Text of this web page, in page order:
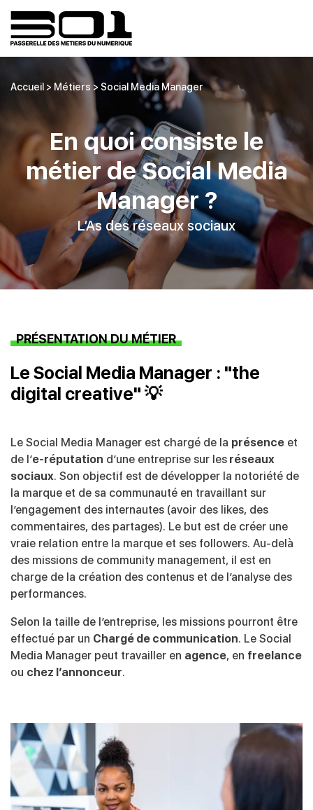
Accueil > Métiers > Social Media Manager
En quoi consiste le
métier de Social Media
Manager ?
L’As des réseaux sociaux
PRÉSENTATION DU MÉTIER
Le Social Media Manager : "the
digital creative" 💡
Le Social Media Manager est chargé de la présence et
de l’e-réputation d’une entreprise sur les réseaux
sociaux. Son objectif est de développer la notoriété de
la marque et de sa communauté en travaillant sur
l’engagement des internautes (avoir des likes, des
commentaires, des partages). Le but est de créer une
vraie relation entre la marque et ses followers. Au-delà
des missions de community management, il est en
charge de la création des contenus et de l’analyse des
performances.
Selon la taille de l’entreprise, les missions pourront être
effectué par un Chargé de communication. Le Social
Media Manager peut travailler en agence, en freelance
ou chez l’annonceur.